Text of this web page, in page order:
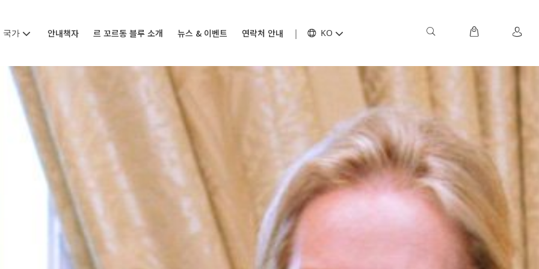
국가 안내책자 르 꼬르동 블루 소개 뉴스 & 이벤트 연락처 안내 KO